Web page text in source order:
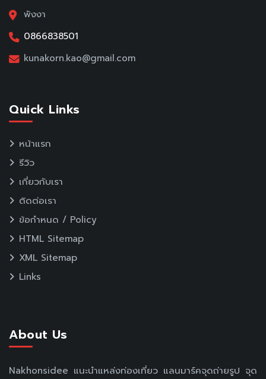
พังงา
0866838501
kunakorn.kao@gmail.com
Quick Links
หน้าแรก
รีวิว
เกี่ยวกับเรา
ติดต่อเรา
ข้อกำหนด / Policy
HTML Sitemap
XML Sitemap
Links
About Us
Nakhonsidee แนะนำแหล่งท่องเที่ยว แลนมาร์คจุดถ่ายรูป จุด